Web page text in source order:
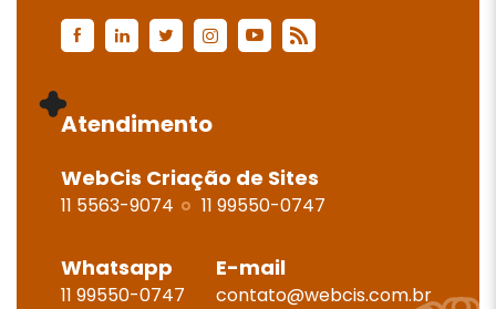
Atendimento
WebCis Criação de Sites
11 5563-9074 11 99550-0747
Whatsapp
11 99550-0747
E-mail
contato@webcis.com.br